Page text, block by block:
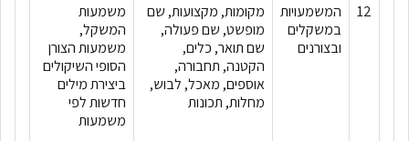
12
המשמעויות
במשקלים
ובצורנים
מקומות, מקצועות, שם
מופשט, שם פעולה,
שם תואר, כלים,
הקטנה, תחבורה,
אוספים, מאכל, לבוש,
מחלות, תכונות
משמעות
המשקל,
משמעות הצורן
הסופי השיקולים
ביצירת מילים
חדשות לפי
משמעות